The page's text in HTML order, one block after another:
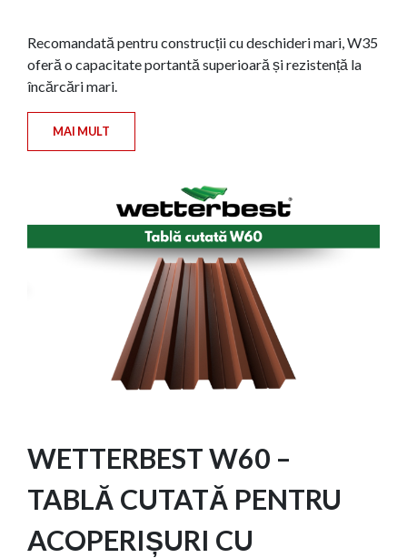
Recomandată pentru construcții cu deschideri mari, W35
oferă o capacitate portantă superioară și rezistență la
încărcări mari.
MAI MULT
WETTERBEST W60 –
TABLĂ CUTATĂ PENTRU
ACOPERIȘURI CU